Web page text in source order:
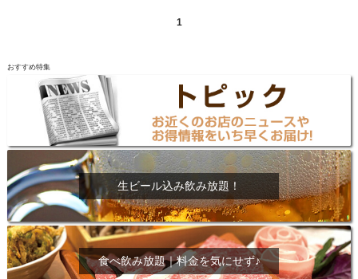
1
おすすめ特集
生ビール込み飲み放題！
食べ飲み放題｜料金を気にせず♪